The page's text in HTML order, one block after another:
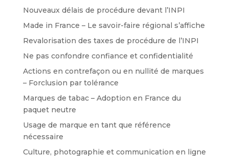
Nouveaux délais de procédure devant l’INPI
Made in France – Le savoir-faire régional s’affiche
Revalorisation des taxes de procédure de l’INPI
Ne pas confondre confiance et confidentialité
Actions en contrefaçon ou en nullité de marques
– Forclusion par tolérance
Marques de tabac – Adoption en France du
paquet neutre
Usage de marque en tant que référence
nécessaire
Culture, photographie et communication en ligne